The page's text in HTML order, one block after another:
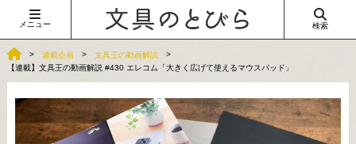
メニュー 検索
連載企画
文具王の動画解説
【連載】文具王の動画解説 #430 エレコム「大きく広げて使えるマウスパッド」